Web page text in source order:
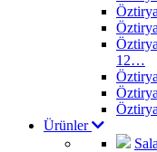
12…
Ürünler